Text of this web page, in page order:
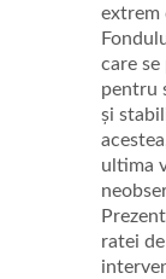
extrem
care
pentru
și
ultima
ratei